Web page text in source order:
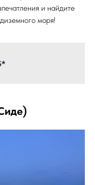
и найдите
моря!